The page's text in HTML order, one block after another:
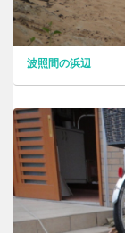
波照間の浜辺